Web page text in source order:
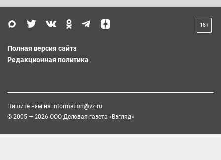
18+
Полная версия сайта
Редакционная политика
Пишите нам на information@vz.ru
© 2005 — 2026 ООО Деловая газета «Взгляд»